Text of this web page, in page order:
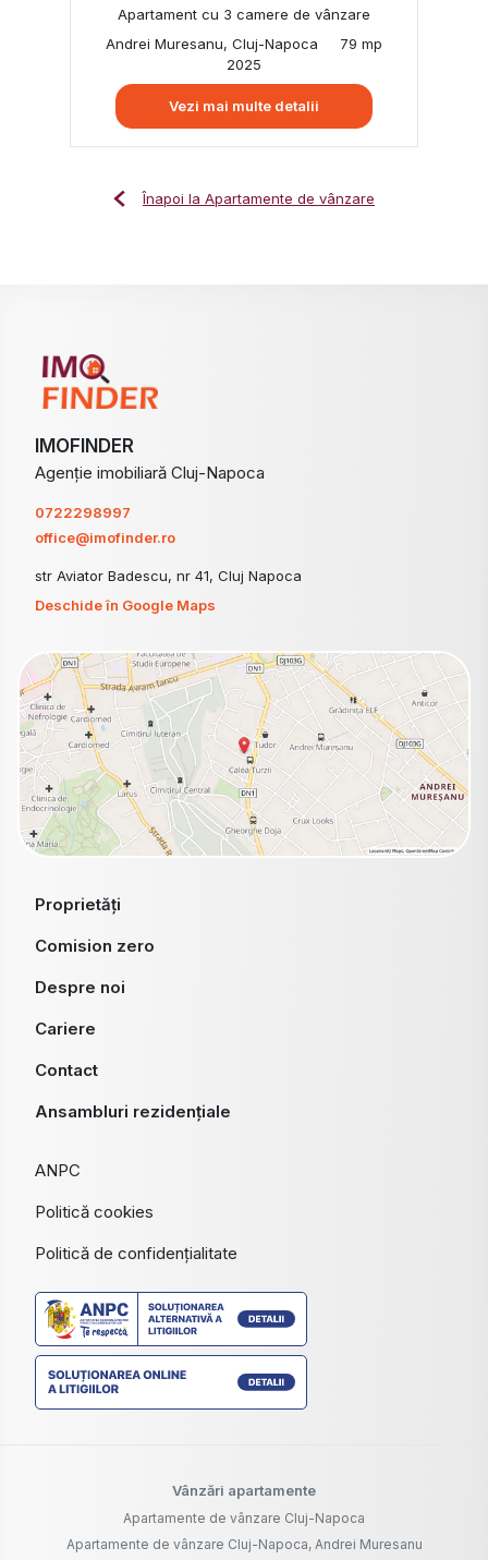
Apartament cu 3 camere de vânzare
Andrei Muresanu, Cluj-Napoca
79 mp
2025
Vezi mai multe detalii
Înapoi la Apartamente de vânzare
IMOFINDER
Agenție imobiliară Cluj-Napoca
0722298997
office@imofinder.ro
str Aviator Badescu, nr 41, Cluj Napoca
Deschide în Google Maps
Proprietăți
Comision zero
Despre noi
Cariere
Contact
Ansambluri rezidențiale
ANPC
Politică cookies
Politică de confidențialitate
Vânzări apartamente
Apartamente de vânzare Cluj-Napoca
Apartamente de vânzare Cluj-Napoca, Andrei Muresanu